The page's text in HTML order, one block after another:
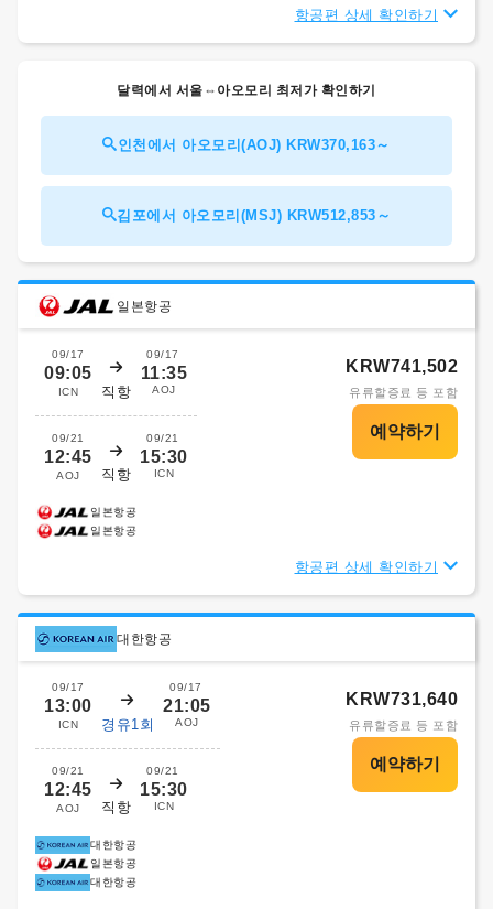
항공편 상세 확인하기
달력에서 서울⇔아오모리 최저가 확인하기
인천에서 아오모리(AOJ) KRW370,163～
김포에서 아오모리(MSJ) KRW512,853～
일본항공
09/17
09:05
ICN 직항
09/17
11:35
AOJ
09/21
12:45
AOJ 직항
09/21
15:30
ICN
KRW741,502
유류할증료 등 포함
일본항공
일본항공
항공편 상세 확인하기
대한항공
09/17
13:00
ICN 경유1회
09/17
21:05
AOJ
09/21
12:45
AOJ 직항
09/21
15:30
ICN
KRW731,640
유류할증료 등 포함
대한항공
일본항공
대한항공